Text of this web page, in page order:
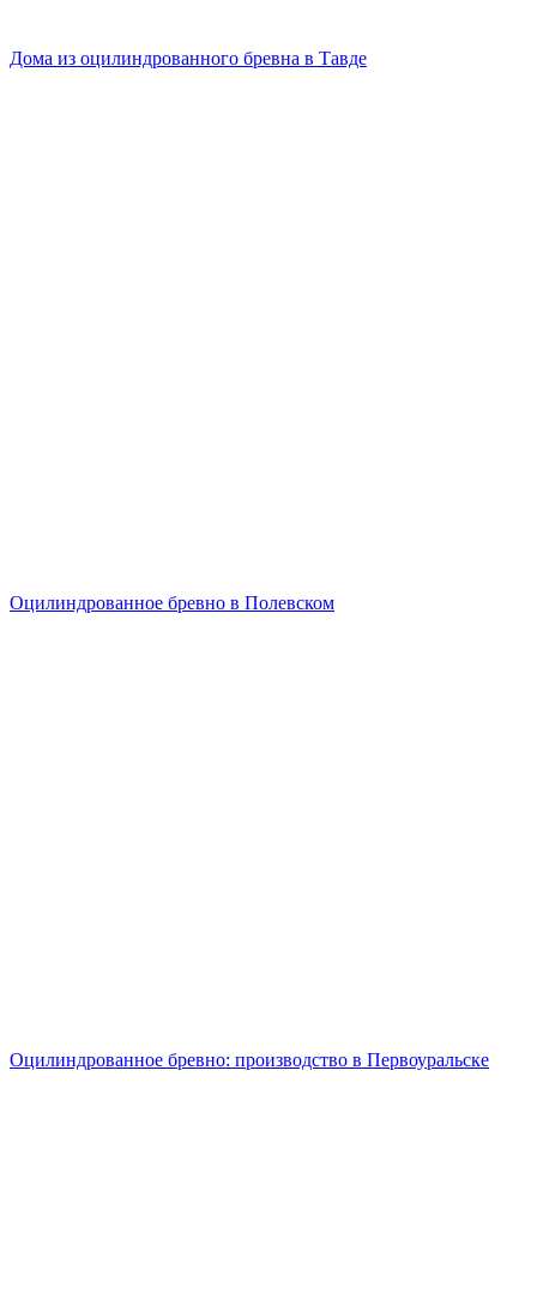
Дома из оцилиндрованного бревна в Тавде
Оцилиндрованное бревно в Полевском
Оцилиндрованное бревно: производство в Первоуральске